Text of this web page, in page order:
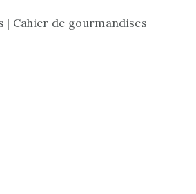
| Cahier de gourmandises